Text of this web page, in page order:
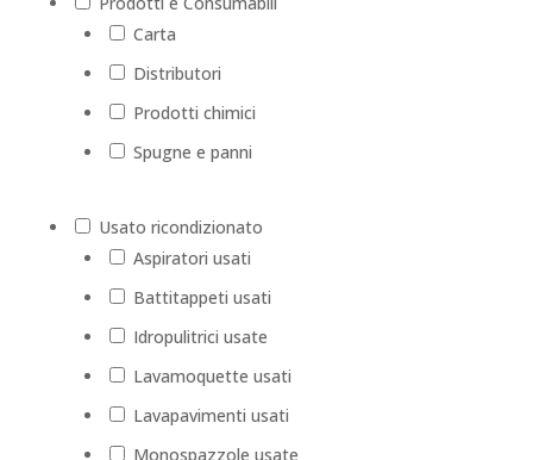
Carta
Distributori
Prodotti chimici
Spugne e panni
Usato ricondizionato
Aspiratori usati
Battitappeti usati
Idropulitrici usate
Lavamoquette usati
Lavapavimenti usati
Monospazzole usate